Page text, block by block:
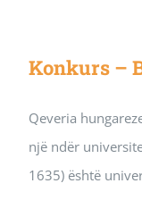
Konkurs –
Qeveria
një ndër
1635) është